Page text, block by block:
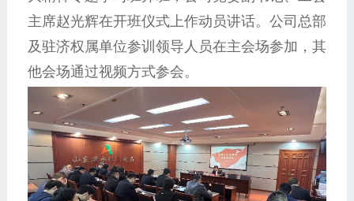
主席赵光辉在开班仪式上作动员讲话。公司总部
及驻济权属单位参训领导人员在主会场参加，其
他会场通过视频方式参会。